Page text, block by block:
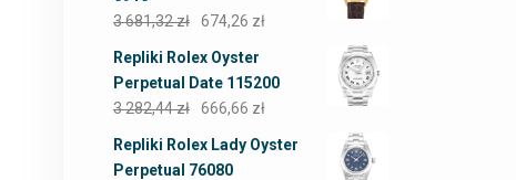
3 681,32zł 674,26 zł
Repliki Rolex Oyster
Perpetual Date 115200
3 282,44zł 666,66 zł
Repliki Rolex Lady Oyster
Perpetual 76080